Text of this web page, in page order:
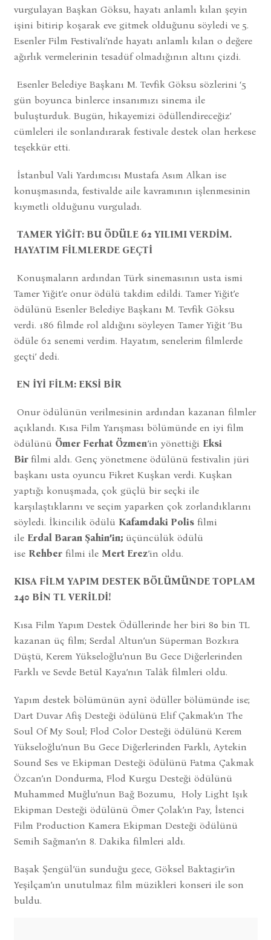
vurgulayan Başkan Göksu, hayatı anlamlı kılan şeyin
işini bitirip koşarak eve gitmek olduğunu söyledi ve 5.
Esenler Film Festivali’nde hayatı anlamlı kılan o değere
ağırlık vermelerinin tesadüf olmadığının altını çizdi.
Esenler Belediye Başkanı M. Tevfik Göksu sözlerini ‘5
gün boyunca binlerce insanımızı sinema ile
buluşturduk. Bugün, hikayemizi ödüllendireceğiz’
cümleleri ile sonlandırarak festivale destek olan herkese
teşekkür etti.
İstanbul Vali Yardımcısı Mustafa Asım Alkan ise
konuşmasında, festivalde aile kavramının işlenmesinin
kıymetli olduğunu vurguladı.
TAMER YİĞİT: BU ÖDÜLE 62 YILIMI VERDİM.
HAYATIM FİLMLERDE GEÇTİ
Konuşmaların ardından Türk sinemasının usta ismi
Tamer Yiğit’e onur ödülü takdim edildi. Tamer Yiğit’e
ödülünü Esenler Belediye Başkanı M. Tevfik Göksu
verdi. 186 filmde rol aldığını söyleyen Tamer Yiğit ‘Bu
ödüle 62 senemi verdim. Hayatım, senelerim filmlerde
geçti’ dedi.
EN İYİ FİLM: EKSİ BİR
Onur ödülünün verilmesinin ardından kazanan filmler
açıklandı. Kısa Film Yarışması bölümünde en iyi film
ödülünü Ömer Ferhat Özmen’in yönettiği Eksi
Bir filmi aldı. Genç yönetmene ödülünü festivalin jüri
başkanı usta oyuncu Fikret Kuşkan verdi. Kuşkan
yaptığı konuşmada, çok güçlü bir seçki ile
karşılaştıklarını ve seçim yaparken çok zorlandıklarını
söyledi. İkincilik ödülü Kafamdaki Polisfilmi
ile Erdal Baran Şahin’in; üçüncülük ödülü
ise Rehberfilmi ile Mert Erez’in oldu.
KISA FİLM YAPIM DESTEK BÖLÜMÜNDE TOPLAM
240 BİN TL VERİLDİ!
Kısa Film Yapım Destek Ödüllerinde her biri 80 bin TL
kazanan üç film; Serdal Altun’un Süperman Bozkıra
Düştü, Kerem Yükseloğlu’nun Bu Gece Diğerlerinden
Farklı ve Sevde Betül Kaya’nın Talâk filmleri oldu.
Yapım destek bölümünün aynî ödüller bölümünde ise;
Dart Duvar Afiş Desteği ödülünü Elif Çakmak’ın The
Soul Of My Soul; Flod Color Desteği ödülünü Kerem
Yükseloğlu’nun Bu Gece Diğerlerinden Farklı, Aytekin
Sound Ses ve Ekipman Desteği ödülünü Fatma Çakmak
Özcan’ın Dondurma, Flod Kurgu Desteği ödülünü
Muhammed Muğlu’nun Bağ Bozumu, Holy Light Işık
Ekipman Desteği ödülünü Ömer Çolak’ın Pay, İstenci
Film Production Kamera Ekipman Desteği ödülünü
Semih Sağman’ın 8. Dakika filmleri aldı.
Başak Şengül’ün sunduğu gece, Göksel Baktagir’in
Yeşilçam’ın unutulmaz film müzikleri konseri ile son
buldu.